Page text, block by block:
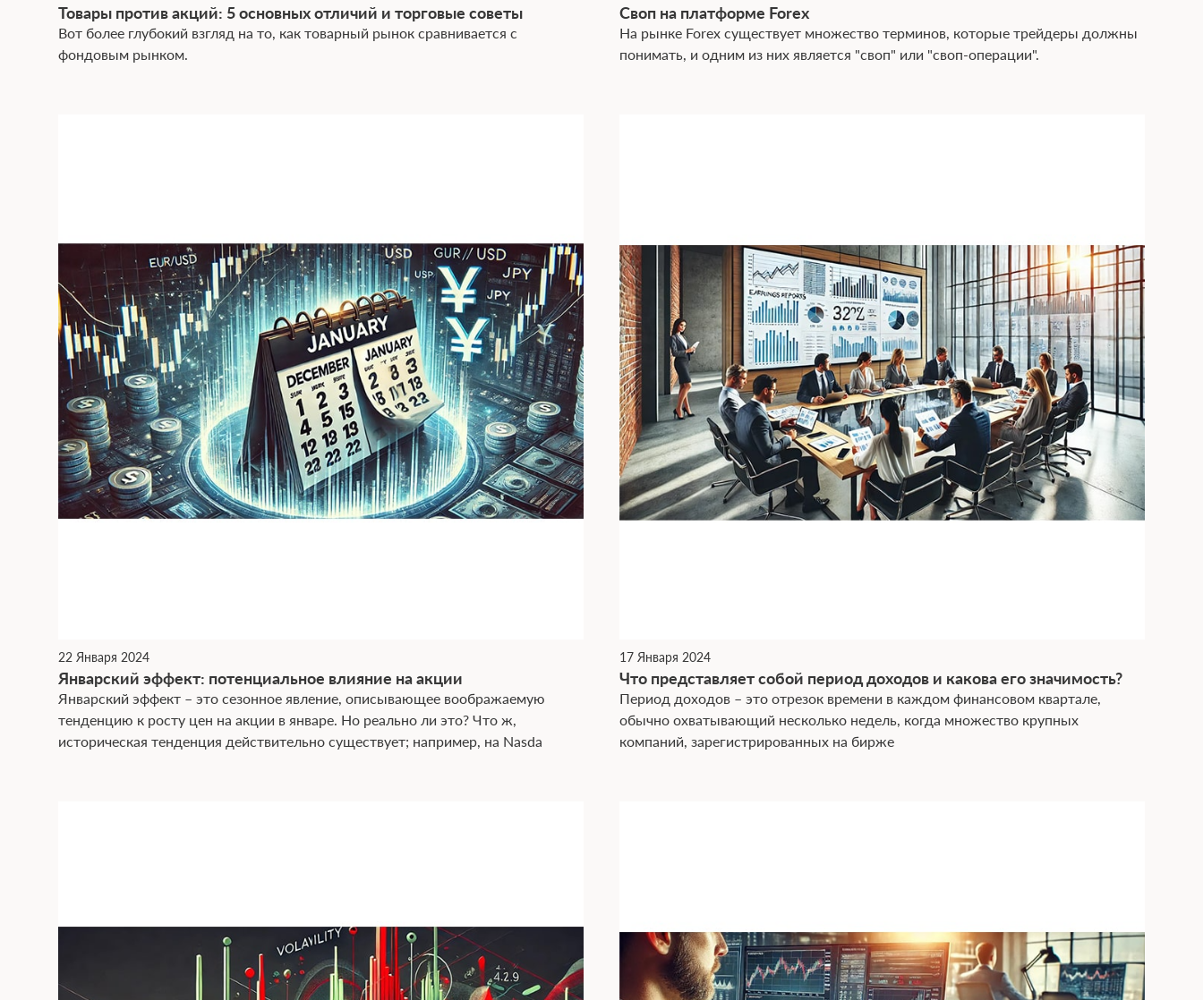
Товары против акций: 5 основных отличий и торговые советы
Вот более глубокий взгляд на то, как товарный рынок сравнивается с
фондовым рынком.
Своп на платформе Forex
На рынке Forex существует множество терминов, которые трейдеры должны
понимать, и одним из них является "своп" или "своп-операции".
22 Января 2024
Январский эффект: потенциальное влияние на акции
Январский эффект – это сезонное явление, описывающее воображаемую
тенденцию к росту цен на акции в январе. Но реально ли это? Что ж,
историческая тенденция действительно существует; например, на Nasda
17 Января 2024
Что представляет собой период доходов и какова его значимость?
Период доходов – это отрезок времени в каждом финансовом квартале,
обычно охватывающий несколько недель, когда множество крупных
компаний, зарегистрированных на бирже